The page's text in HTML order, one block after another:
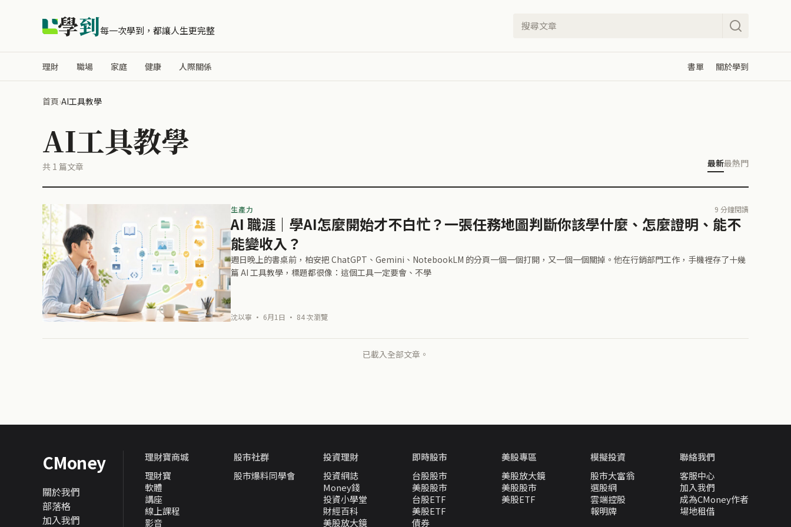
學到每一次學到，都讓人生更完整
理財 職場 家庭 健康 人際關係 書單 關於學到
首頁›AI工具教學
AI工具教學
共 1 篇文章 最新最熱門
生產力 9 分鐘閱讀
AI 職涯｜學AI怎麼開始才不白忙？一張任務地圖判斷你該學什麼、怎麼證明、能不
能變收入？
週日晚上的書桌前，柏安把 ChatGPT、Gemini、NotebookLM 的分頁一個一個打開，又一個一個關掉。他在行銷部門工作，手機裡存了十幾
篇 AI 工具教學，標題都很像：這個工具一定要會、不學
沈以寧 · 6月1日 · 84 次瀏覽
已載入全部文章。
CMoney
關於我們
部落格
加入我們
理財寶商城
理財寶
軟體
講座
線上課程
影音
股市社群
股市爆料同學會
投資理財
投資網誌
Money錢
投資小學堂
財經百科
美股放大鏡
即時股市
台股股市
美股股市
台股ETF
美股ETF
債券
美股專區
美股放大鏡
美股股市
美股ETF
模擬投資
股市大富翁
選股網
雲端控股
報明牌
聯絡我們
客服中心
加入我們
成為CMoney作者
場地租借